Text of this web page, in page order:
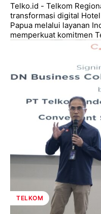
Telko.id - Telkom
transformasi digital
Papua melalui layanan Indibiz
memperkuat komitmen
TELKOM